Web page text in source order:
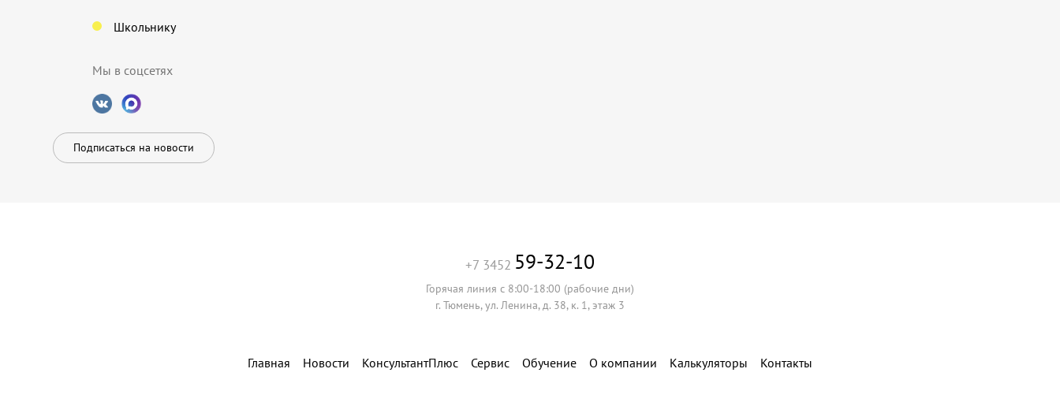
Школьнику
Мы в соцсетях
Подписаться на новости
+7 3452 59-32-10
Горячая линия с 8:00-18:00 (рабочие дни)
г. Тюмень, ул. Ленина, д. 38, к. 1, этаж 3
Главная Новости КонсультантПлюс Сервис Обучение О компании Калькуляторы Контакты